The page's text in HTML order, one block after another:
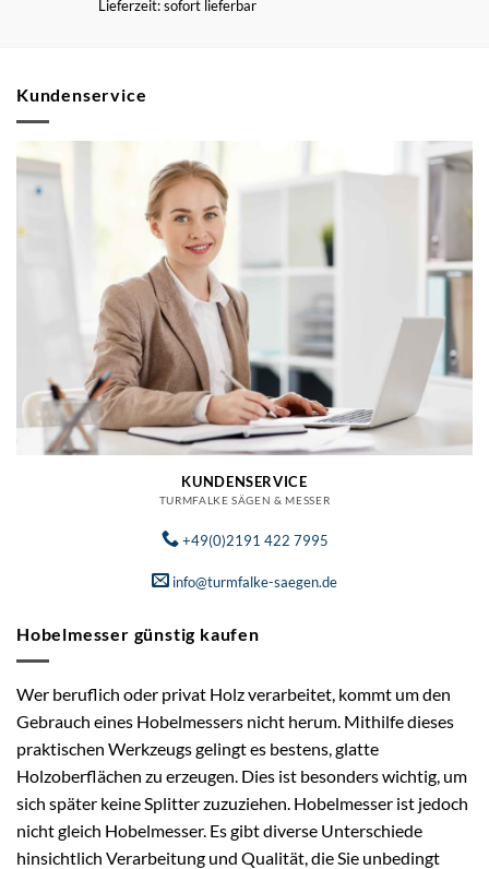
Lieferzeit: sofort lieferbar
Kundenservice
KUNDENSERVICE
TURMFALKE SÄGEN & MESSER
+49(0)2191 422 7995
info@turmfalke-saegen.de
Hobelmesser günstig kaufen
Wer beruflich oder privat Holz verarbeitet, kommt um den
Gebrauch eines Hobelmessers nicht herum. Mithilfe dieses
praktischen Werkzeugs gelingt es bestens, glatte
Holzoberflächen zu erzeugen. Dies ist besonders wichtig, um
sich später keine Splitter zuzuziehen. Hobelmesser ist jedoch
nicht gleich Hobelmesser. Es gibt diverse Unterschiede
hinsichtlich Verarbeitung und Qualität, die Sie unbedingt